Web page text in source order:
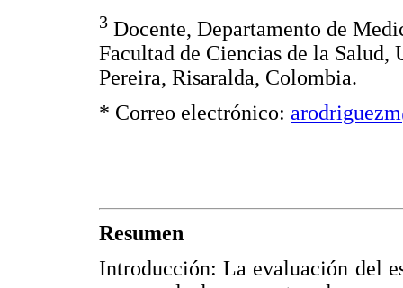
3 Docente, Departamento de
Facultad de Ciencias de la Salud,
Pereira, Risaralda, Colombia.
* Correo electrónico:
Resumen
Introducción: La evaluación del